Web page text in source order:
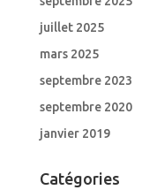
juillet 2025
mars 2025
septembre 2023
septembre 2020
janvier 2019
Catégories